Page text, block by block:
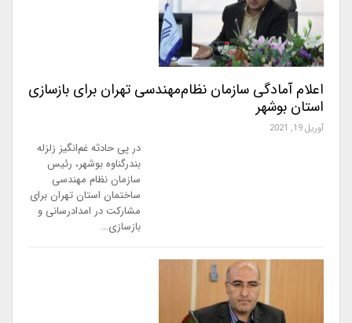
اعلام آمادگی سازمان نظام‌مهندسی تهران برای بازسازی
استان بوشهر
آوریل 19, 2021
در پی حادثه غم‌انگیز زلزله
بندرگناوه بوشهر، رئیس
سازمان نظام مهندسی
ساختمان استان تهران برای
مشارکت در امدادرسانی و
بازسازی…